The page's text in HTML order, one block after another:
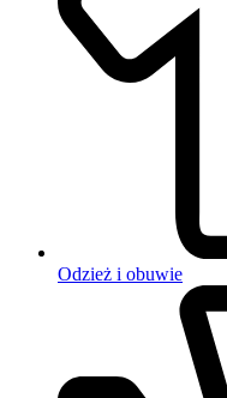
Odzież i obuwie